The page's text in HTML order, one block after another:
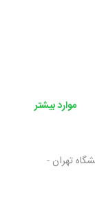
موارد بیشتر
تهران -